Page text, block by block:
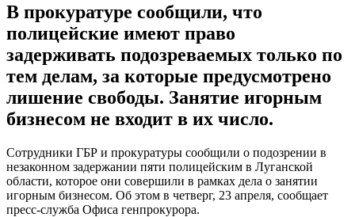
В прокуратуре сообщили, что
полицейские имеют право
задерживать подозреваемых только по
тем делам, за которые предусмотрено
лишение свободы. Занятие игорным
бизнесом не входит в их число.
Сотрудники ГБР и прокуратуры сообщили о подозрении в
незаконном задержании пяти полицейским в Луганской
области, которое они совершили в рамках дела о занятии
игорным бизнесом. Об этом в четверг, 23 апреля, сообщает
пресс-служба Офиса генпрокурора.